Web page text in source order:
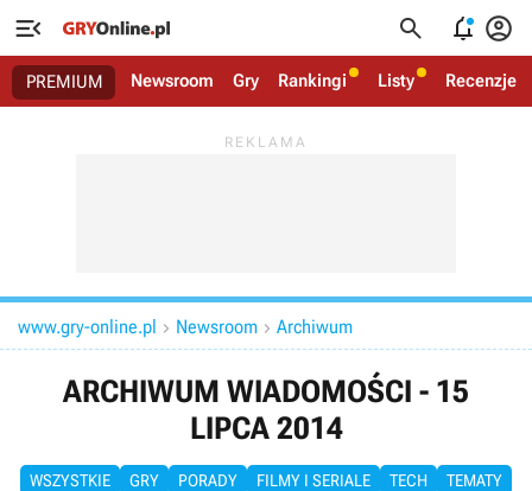
   
PREMIUM Newsroom Gry Rankingi Listy Recenzje
www.gry-online.pl  Newsroom  Archiwum
ARCHIWUM WIADOMOŚCI - 15
LIPCA 2014
WSZYSTKIE GRY PORADY FILMY I SERIALE TECH TEMATY